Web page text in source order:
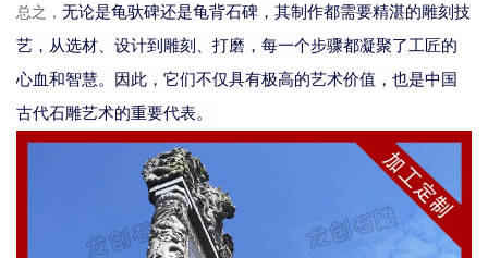
总之， 无论是龟驮碑还是龟背石碑，其制作都需要精湛的雕刻技
艺，从选材、设计到雕刻、打磨，每一个步骤都凝聚了工匠的
心血和智慧。因此，它们不仅具有极高的艺术价值，也是中国
古代石雕艺术的重要代表。